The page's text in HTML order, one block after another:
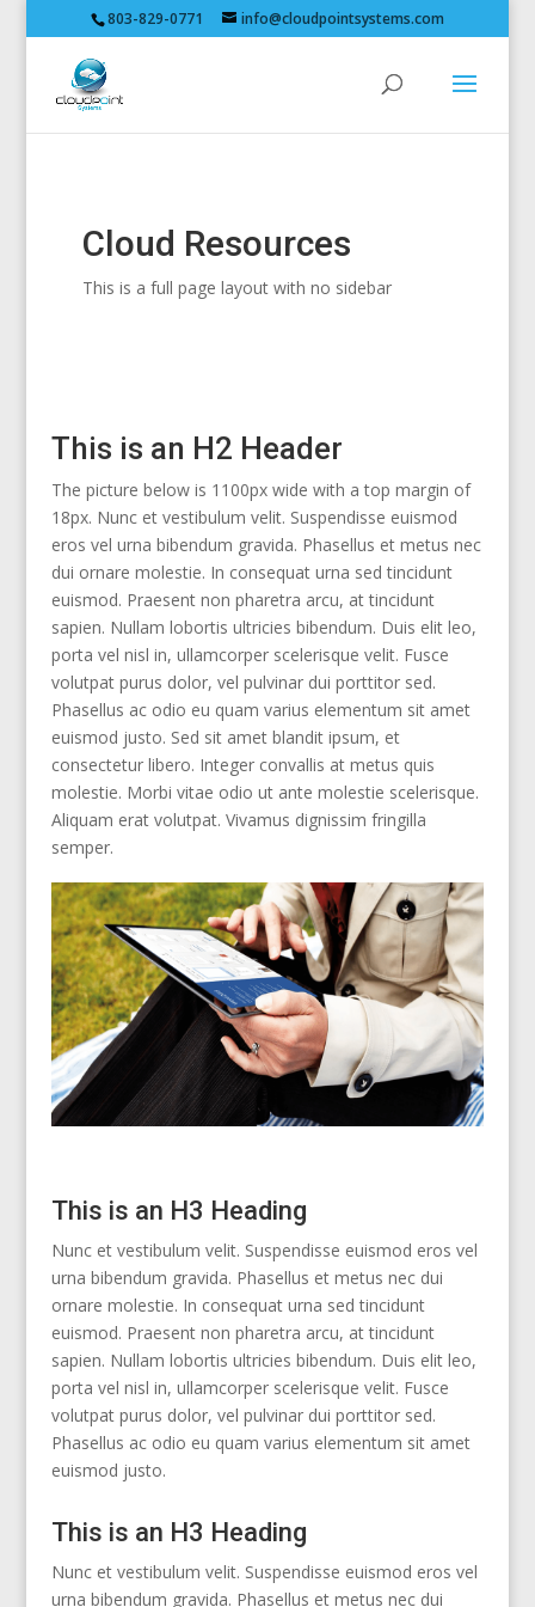
803-829-0771 info@cloudpointsystems.com
Cloud Resources
This is a full page layout with no sidebar
This is an H2 Header
The picture below is 1100px wide with a top margin of
18px. Nunc et vestibulum velit. Suspendisse euismod
eros vel urna bibendum gravida. Phasellus et metus nec
dui ornare molestie. In consequat urna sed tincidunt
euismod. Praesent non pharetra arcu, at tincidunt
sapien. Nullam lobortis ultricies bibendum. Duis elit leo,
porta vel nisl in, ullamcorper scelerisque velit. Fusce
volutpat purus dolor, vel pulvinar dui porttitor sed.
Phasellus ac odio eu quam varius elementum sit amet
euismod justo. Sed sit amet blandit ipsum, et
consectetur libero. Integer convallis at metus quis
molestie. Morbi vitae odio ut ante molestie scelerisque.
Aliquam erat volutpat. Vivamus dignissim fringilla
semper.
This is an H3 Heading
Nunc et vestibulum velit. Suspendisse euismod eros vel
urna bibendum gravida. Phasellus et metus nec dui
ornare molestie. In consequat urna sed tincidunt
euismod. Praesent non pharetra arcu, at tincidunt
sapien. Nullam lobortis ultricies bibendum. Duis elit leo,
porta vel nisl in, ullamcorper scelerisque velit. Fusce
volutpat purus dolor, vel pulvinar dui porttitor sed.
Phasellus ac odio eu quam varius elementum sit amet
euismod justo.
This is an H3 Heading
Nunc et vestibulum velit. Suspendisse euismod eros vel
urna bibendum gravida. Phasellus et metus nec dui